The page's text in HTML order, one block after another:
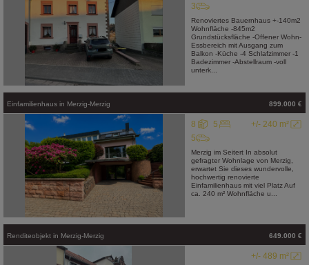
3
Renoviertes Bauernhaus +-140m2
Wohnfläche -845m2
Grundstücksfläche -Offener Wohn-
Essbereich mit Ausgang zum
Balkon -Küche -4 Schlafzimmer -1
Badezimmer -Abstellraum -voll
unterk...
Einfamilienhaus in Merzig-Merzig 899.000 €
+/- 240 m²
8
5
5
Merzig im Seitert In absolut
gefragter Wohnlage von Merzig,
erwartet Sie dieses wundervolle,
hochwertig renovierte
Einfamilienhaus mit viel Platz Auf
ca. 240 m² Wohnfläche u...
Renditeobjekt in Merzig-Merzig 649.000 €
+/- 489 m²